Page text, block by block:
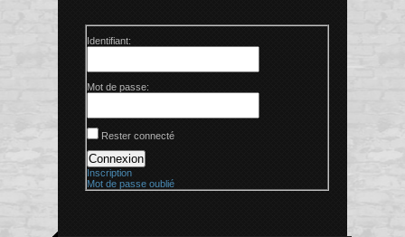
Identifiant:
Mot de passe:
Rester connecté
Connexion
Inscription
Mot de passe oublié